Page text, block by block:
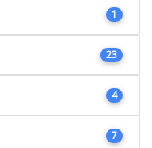
1
23
4
7